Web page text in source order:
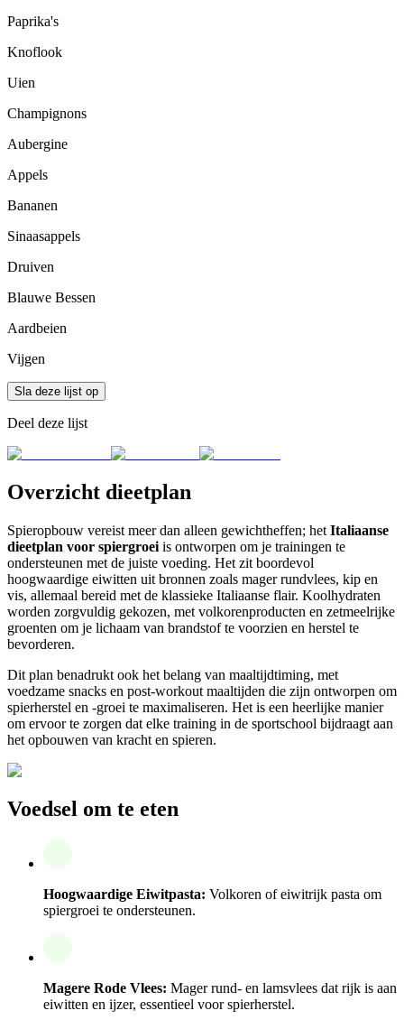
Paprika's
Knoflook
Uien
Champignons
Aubergine
Appels
Bananen
Sinaasappels
Druiven
Blauwe Bessen
Aardbeien
Vijgen
Sla deze lijst op
Deel deze lijst
Overzicht dieetplan
Spieropbouw vereist meer dan alleen gewichtheffen; het Italiaanse
dieetplan voor spiergroei is ontworpen om je trainingen te
ondersteunen met de juiste voeding. Het zit boordevol
hoogwaardige eiwitten uit bronnen zoals mager rundvlees, kip en
vis, allemaal bereid met de klassieke Italiaanse flair. Koolhydraten
worden zorgvuldig gekozen, met volkorenproducten en zetmeelrijke
groenten om je lichaam van brandstof te voorzien en herstel te
bevorderen.
Dit plan benadrukt ook het belang van maaltijdtiming, met
voedzame snacks en post-workout maaltijden die zijn ontworpen om
spierherstel en -groei te maximaliseren. Het is een heerlijke manier
om ervoor te zorgen dat elke training in de sportschool bijdraagt aan
het opbouwen van kracht en spieren.
Voedsel om te eten
Hoogwaardige Eiwitpasta: Volkoren of eiwitrijk pasta om
spiergroei te ondersteunen.
Magere Rode Vlees: Mager rund- en lamsvlees dat rijk is aan
eiwitten en ijzer, essentieel voor spierherstel.